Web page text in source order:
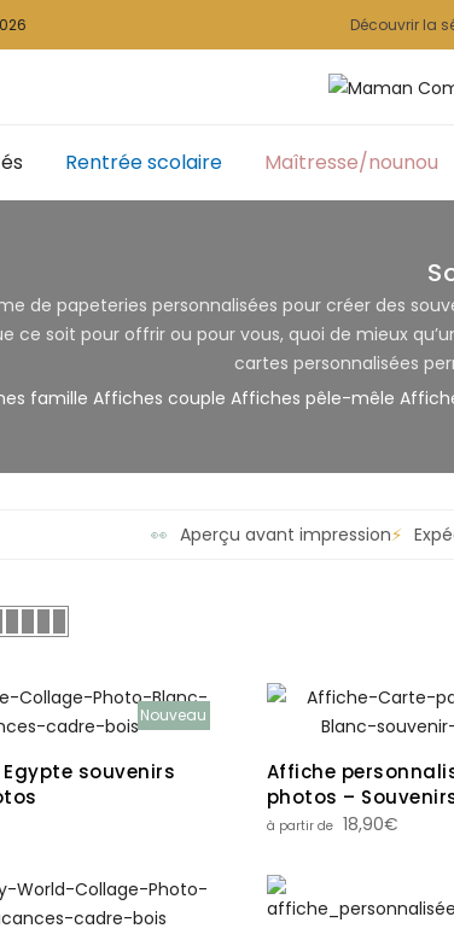
Découvrir la
Rentrée scolaire Maîtresse/nounou
de papeteries personnalisées pour créer des
ce soit pour offrir ou pour vous, quoi de mieux
cartes personnalisées
famille Affiches couple Affiches pêle-mêle
👀 Aperçu avant impression⚡
Nouveau
souvenirs
Affiche
photos –
18,90€